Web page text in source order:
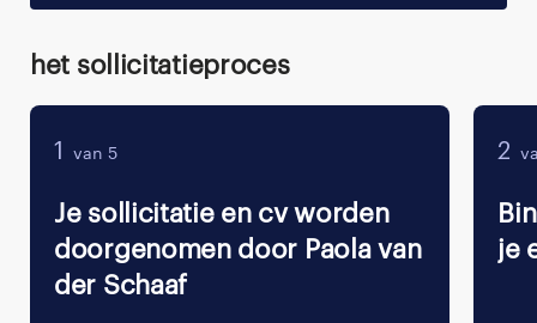
Het sollicitatieproces
1 van 5
Je sollicitatie en cv worden
doorgenomen door Paola van
der Schaaf
2
je